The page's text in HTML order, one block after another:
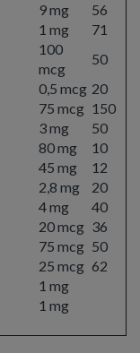
9 mg
56
1 mg
71
100
mcg
50
0,5 mcg 20
75 mcg 150
3 mg
50
80 mg
10
45 mg
12
2,8 mg
20
4 mg
40
20 mcg 36
75 mcg 50
25 mcg 62
1 mg
1 mg